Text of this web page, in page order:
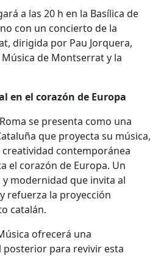
a las 20 h en la Basílica de
con un concierto de la
dirigida por Pau Jorquera,
de Montserrat y la
en el corazón de Europa
se presenta como una
que proyecta su música,
contemporánea
el corazón de Europa. Un
modernidad que invita al
refuerza la proyección
catalán.
ofrecerá una
para revivir esta